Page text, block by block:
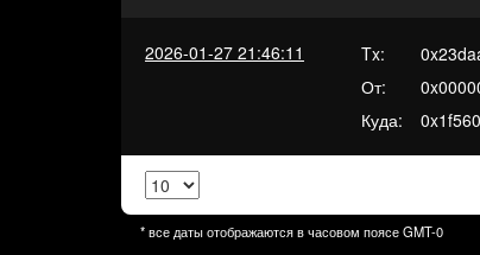
2026-01-27 21:46:11 Tx:
От:
Куда:
* все даты отображаются в часовом поясеGMT-0